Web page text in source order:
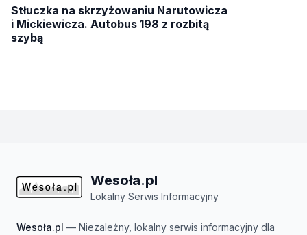
Stłuczka na skrzyżowaniu Narutowicza
i Mickiewicza. Autobus 198 z rozbitą
szybą
Wesoła.pl
Lokalny Serwis Informacyjny
Wesoła.pl — Niezależny, lokalny serwis informacyjny dla